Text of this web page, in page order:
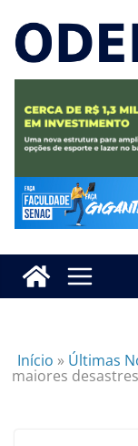
Início » Últimas
maiores